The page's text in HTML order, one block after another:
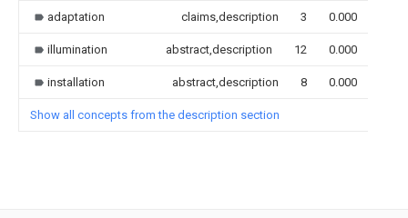
adaptation claims,description 3 0.000
illumination abstract,description 12 0.000
installation abstract,description 8 0.000
Show all concepts from the description section